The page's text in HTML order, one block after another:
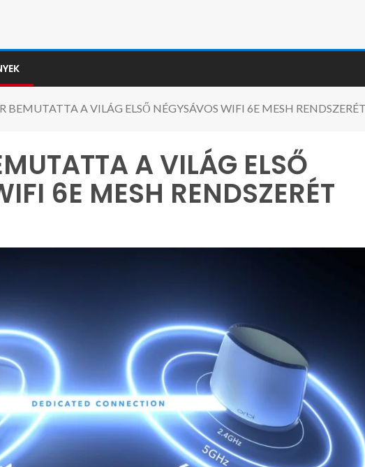
BEMUTATTA A VILÁG ELSŐ NÉGYSÁVOS WIFI 6E MESH RENDSZERÉT
A VILÁG ELSŐ
6E MESH RENDSZERÉT